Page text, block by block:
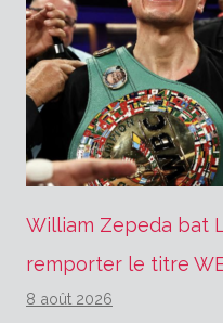
William Zepeda bat
remporter le titre
8 août 2026